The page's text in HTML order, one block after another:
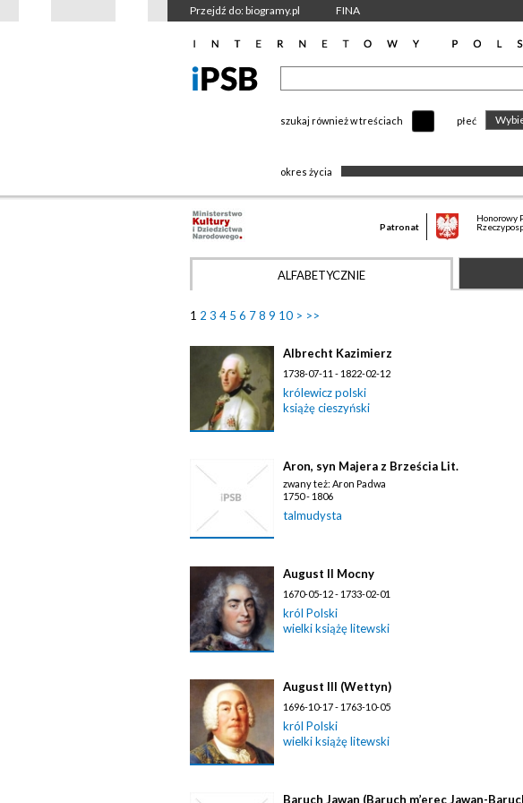
Przejdź do: biogramy.pl FINA
szukaj również w treściach płeć
okres życia
Patronat
Honorowy
ALFABETYCZNIE
1 2 3 4 5 6 78 9 10 > >>
Albrecht Kazimierz
1738-07-11 - 1822-02-12
królewicz polski
książę cieszyński
Aron, syn Majera z Brześcia Lit.
zwany też: Aron Padwa
1750 - 1806
talmudysta
August II Mocny
1670-05-12 - 1733-02-01
król Polski
wielki książę litewski
August III (Wettyn)
1696-10-17 - 1763-10-05
król Polski
wielki książę litewski
Baruch Jawan (Baruch m’erec Jawan-